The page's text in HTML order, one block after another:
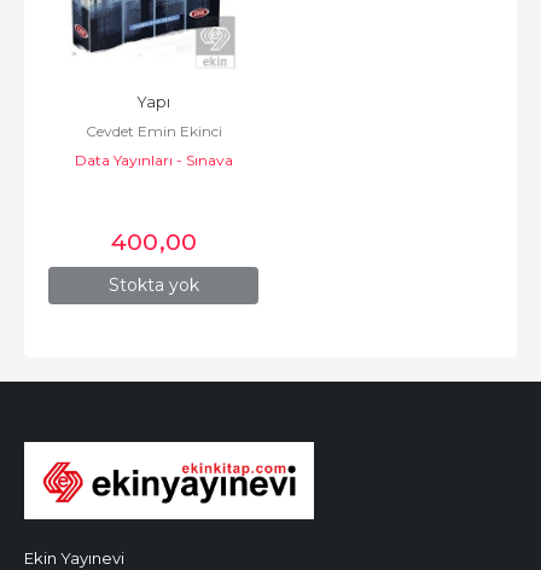
Stokta yok
Yapı
Cevdet Emin Ekinci
Data Yayınları - Sınava
400,00
Ekin Yayınevi